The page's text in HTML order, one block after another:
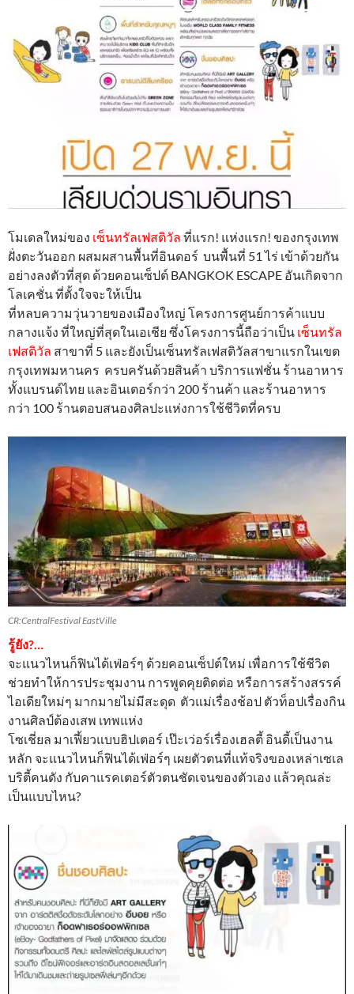
โมเดลใหม่ของ เซ็นทรัลเฟสติวัล ที่แรก! แห่งแรก! ของกรุงเทพ
ฝั่งตะวันออก ผสมผสานพื้นที่อินดอร์ บนพื้นที่ 51 ไร่ เข้าด้วยกัน
อย่างลงตัวที่สุด ด้วยคอนเซ็ปต์ BANGKOK ESCAPE อันเกิดจาก
โลเคชั่น ที่ตั้งใจจะให้เป็น
ที่หลบความวุ่นวายของเมืองใหญ่ โครงการศูนย์การค้าแบบ
กลางแจ้ง ที่ใหญ่ที่สุดในเอเชีย ซึ่งโครงการนี้ถือว่าเป็น เซ็นทรัล
เฟสติวัล สาขาที่ 5 และยังเป็นเซ็นทรัลเฟสติวัลสาขาแรกในเขต
กรุงเทพมหานคร ครบครันด้วยสินค้า บริการแฟชั่น ร้านอาหาร
ทั้งแบรนด์ไทย และอินเตอร์กว่า 200 ร้านค้า และร้านอาหาร
กว่า 100 ร้านตอบสนองศิลปะแห่งการใช้ชีวิตที่ครบ
CR:CentralFestival EastVille
รู้ยัง?…
จะแนวไหนก็ฟินได้เฟ่อร์ๆ ด้วยคอนเซ็ปต์ใหม่ เพื่อการใช้ชีวิต
ช่วยทำให้การประชุมงาน การพูดคุยติดต่อ หรือการสร้างสรรค์
ไอเดียใหม่ๆ มากมายไม่มีสะดุด ตัวแม่เรื่องช้อป ตัวท็อปเรื่องกิน
งานศิลป์ต้องเสพ เทพแห่ง
โซเชี่ยล มาเฟี้ยวแบบฮิปเตอร์ เป๊ะเว่อร์เรื่องเฮลตี้ อินดี้เป็นงาน
หลัก จะแนวไหนก็ฟินได้เฟ่อร์ๆ เผยตัวตนที่แท้จริงของเหล่าเซเล
บริตี้คนดัง กับคาแรคเตอร์ตัวตนชัดเจนของตัวเอง แล้วคุณล่ะ
เป็นแบบไหน?